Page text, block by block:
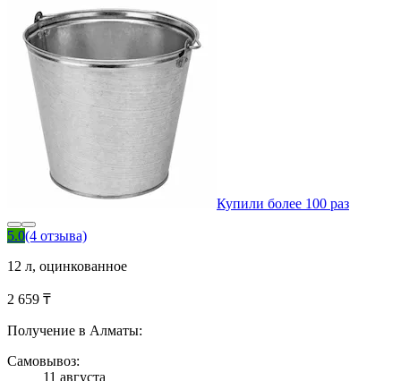
Купили более 100 раз
5.0(4 отзыва)
12 л, оцинкованное
2 659 ₸
Получение в Алматы:
Самовывоз:
11 августа